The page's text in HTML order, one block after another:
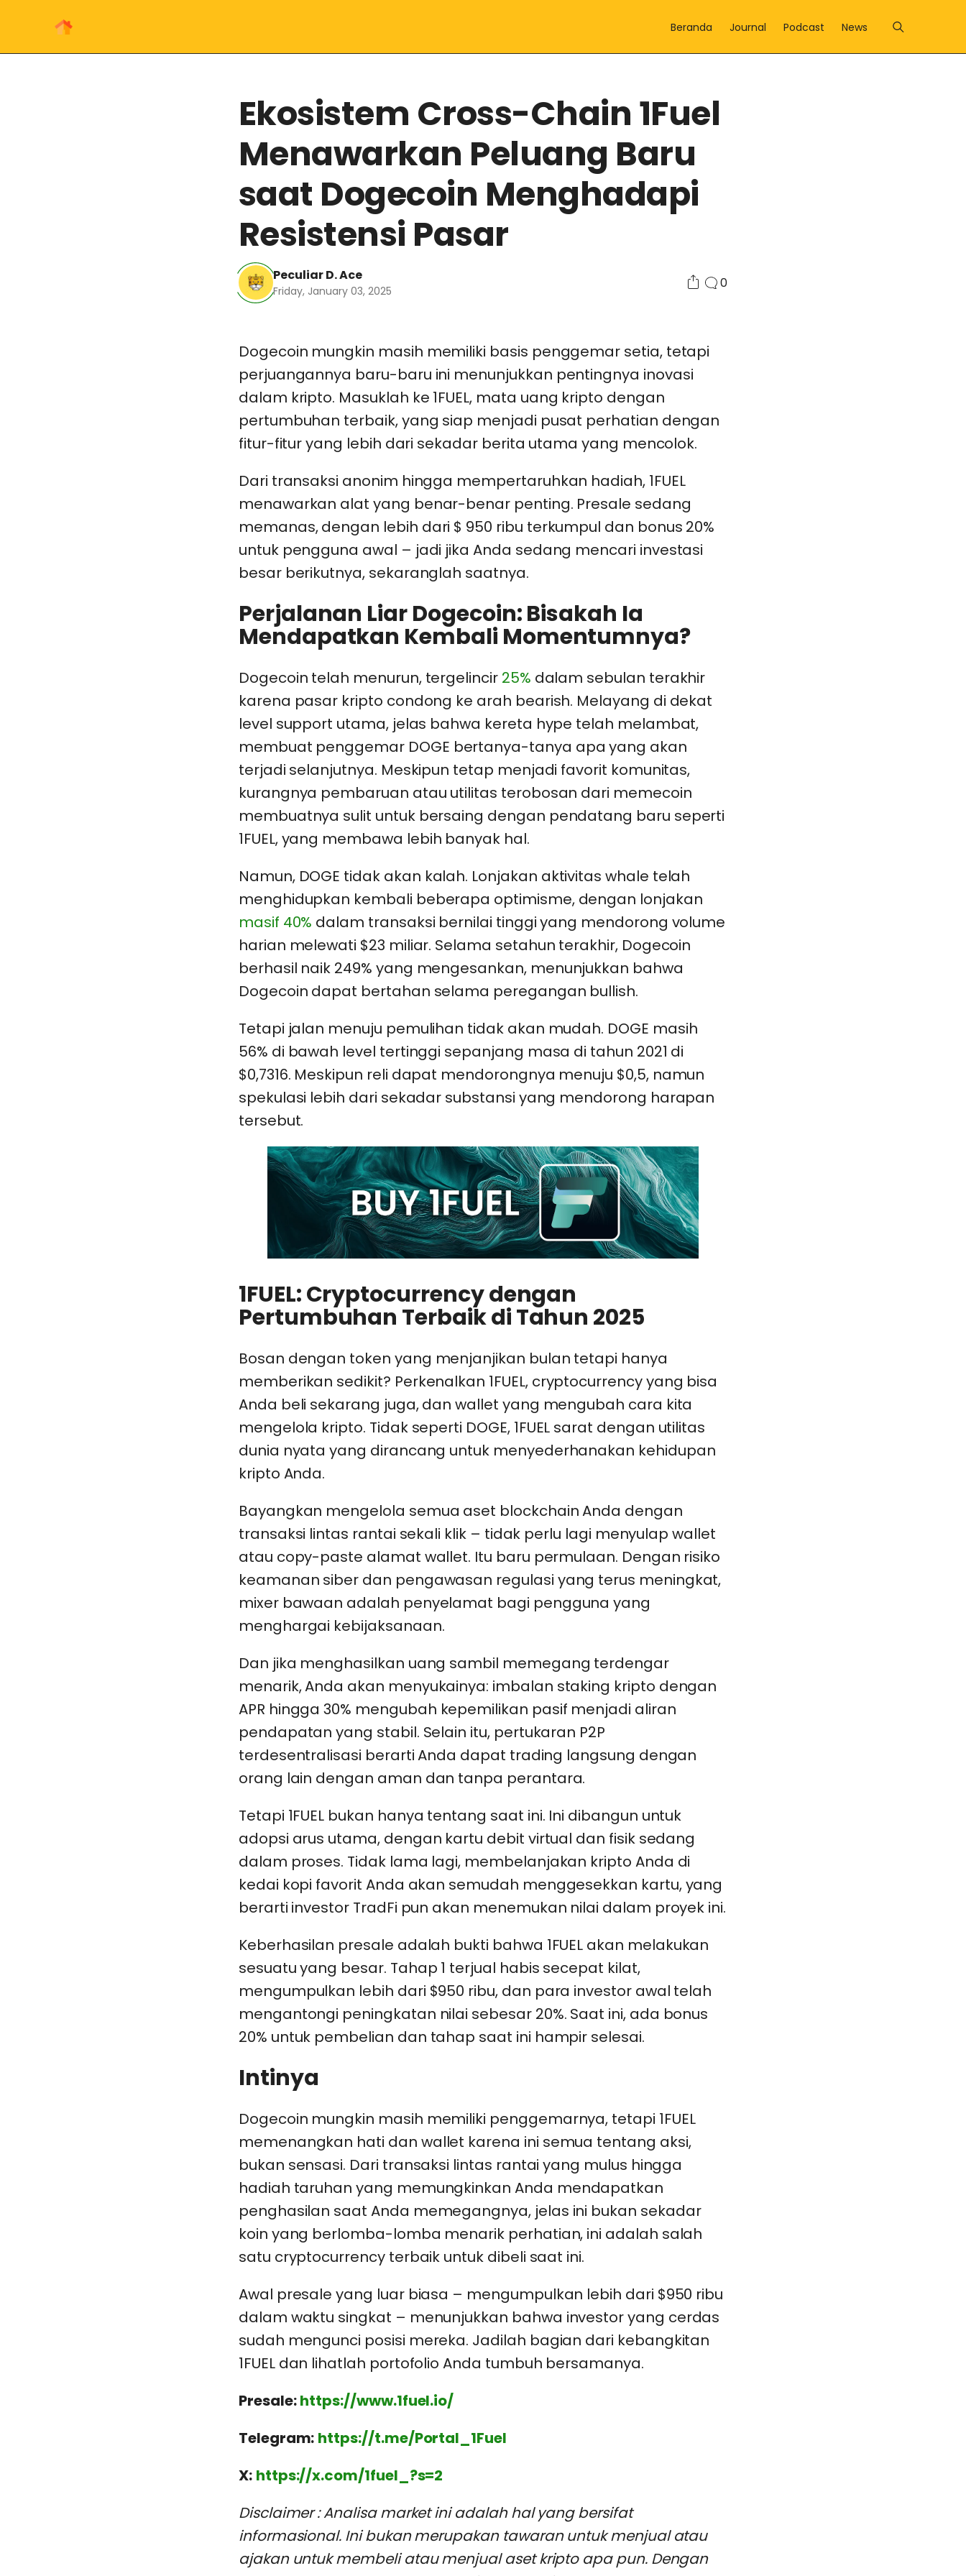
Beranda Journal Podcast News
Ekosistem Cross-Chain 1Fuel
Menawarkan Peluang Baru
saat Dogecoin Menghadapi
Resistensi Pasar
Peculiar D. Ace
Friday, January 03, 2025
0
Dogecoin mungkin masih memiliki basis penggemar setia, tetapi
perjuangannya baru-baru ini menunjukkan pentingnya inovasi
dalam kripto. Masuklah ke 1FUEL, mata uang kripto dengan
pertumbuhan terbaik, yang siap menjadi pusat perhatian dengan
fitur-fitur yang lebih dari sekadar berita utama yang mencolok.
Dari transaksi anonim hingga mempertaruhkan hadiah, 1FUEL
menawarkan alat yang benar-benar penting. Presale sedang
memanas, dengan lebih dari $ 950 ribu terkumpul dan bonus 20%
untuk pengguna awal – jadi jika Anda sedang mencari investasi
besar berikutnya, sekaranglah saatnya.
Perjalanan Liar Dogecoin: Bisakah Ia
Mendapatkan Kembali Momentumnya?
Dogecoin telah menurun, tergelincir 25% dalam sebulan terakhir
karena pasar kripto condong ke arah bearish. Melayang di dekat
level support utama, jelas bahwa kereta hype telah melambat,
membuat penggemar DOGE bertanya-tanya apa yang akan
terjadi selanjutnya. Meskipun tetap menjadi favorit komunitas,
kurangnya pembaruan atau utilitas terobosan dari memecoin
membuatnya sulit untuk bersaing dengan pendatang baru seperti
1FUEL, yang membawa lebih banyak hal.
Namun, DOGE tidak akan kalah. Lonjakan aktivitas whale telah
menghidupkan kembali beberapa optimisme, dengan lonjakan
masif 40% dalam transaksi bernilai tinggi yang mendorong volume
harian melewati $23 miliar. Selama setahun terakhir, Dogecoin
berhasil naik 249% yang mengesankan, menunjukkan bahwa
Dogecoin dapat bertahan selama peregangan bullish.
Tetapi jalan menuju pemulihan tidak akan mudah. DOGE masih
56% di bawah level tertinggi sepanjang masa di tahun 2021 di
$0,7316. Meskipun reli dapat mendorongnya menuju $0,5, namun
spekulasi lebih dari sekadar substansi yang mendorong harapan
tersebut.
1FUEL: Cryptocurrency dengan
Pertumbuhan Terbaik di Tahun 2025
Bosan dengan token yang menjanjikan bulan tetapi hanya
memberikan sedikit? Perkenalkan 1FUEL, cryptocurrency yang bisa
Anda beli sekarang juga, dan wallet yang mengubah cara kita
mengelola kripto. Tidak seperti DOGE, 1FUEL sarat dengan utilitas
dunia nyata yang dirancang untuk menyederhanakan kehidupan
kripto Anda.
Bayangkan mengelola semua aset blockchain Anda dengan
transaksi lintas rantai sekali klik – tidak perlu lagi menyulap wallet
atau copy-paste alamat wallet. Itu baru permulaan. Dengan risiko
keamanan siber dan pengawasan regulasi yang terus meningkat,
mixer bawaan adalah penyelamat bagi pengguna yang
menghargai kebijaksanaan.
Dan jika menghasilkan uang sambil memegang terdengar
menarik, Anda akan menyukainya: imbalan staking kripto dengan
APR hingga 30% mengubah kepemilikan pasif menjadi aliran
pendapatan yang stabil. Selain itu, pertukaran P2P
terdesentralisasi berarti Anda dapat trading langsung dengan
orang lain dengan aman dan tanpa perantara.
Tetapi 1FUEL bukan hanya tentang saat ini. Ini dibangun untuk
adopsi arus utama, dengan kartu debit virtual dan fisik sedang
dalam proses. Tidak lama lagi, membelanjakan kripto Anda di
kedai kopi favorit Anda akan semudah menggesekkan kartu, yang
berarti investor TradFi pun akan menemukan nilai dalam proyek ini.
Keberhasilan presale adalah bukti bahwa 1FUEL akan melakukan
sesuatu yang besar. Tahap 1 terjual habis secepat kilat,
mengumpulkan lebih dari $950 ribu, dan para investor awal telah
mengantongi peningkatan nilai sebesar 20%. Saat ini, ada bonus
20% untuk pembelian dan tahap saat ini hampir selesai.
Intinya
Dogecoin mungkin masih memiliki penggemarnya, tetapi 1FUEL
memenangkan hati dan wallet karena ini semua tentang aksi,
bukan sensasi. Dari transaksi lintas rantai yang mulus hingga
hadiah taruhan yang memungkinkan Anda mendapatkan
penghasilan saat Anda memegangnya, jelas ini bukan sekadar
koin yang berlomba-lomba menarik perhatian, ini adalah salah
satu cryptocurrency terbaik untuk dibeli saat ini.
Awal presale yang luar biasa – mengumpulkan lebih dari $950 ribu
dalam waktu singkat – menunjukkan bahwa investor yang cerdas
sudah mengunci posisi mereka. Jadilah bagian dari kebangkitan
1FUEL dan lihatlah portofolio Anda tumbuh bersamanya.
Presale:https://www.1fuel.io/
Telegram: https://t.me/Portal_1Fuel
X: https://x.com/1fuel_?s=2
Disclaimer : Analisa market ini adalah hal yang bersifat
informasional. Ini bukan merupakan tawaran untuk menjual atau
ajakan untuk membeli atau menjual aset kripto apa pun. Dengan